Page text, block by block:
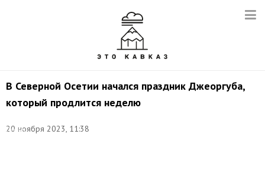
В Северной Осетии начался праздник Джеоргуба,
который продлится неделю
20 ноября 2023, 11:38
Сергей